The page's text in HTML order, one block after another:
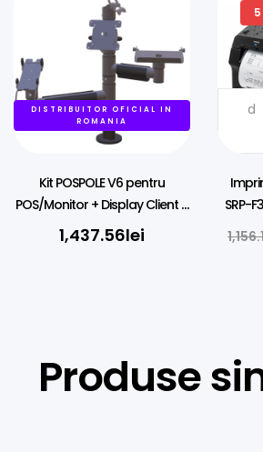
DISTRIBUITOR OFICIAL IN
ROMANIA
Kit POSPOLE V6 pentru
POS/Monitor + Display Client +
Terminal de Plati Universal +
1,437.56lei
d
SRP-
Produse